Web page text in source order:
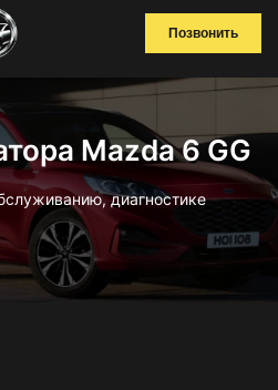
Позвонить
Mazda 6 GG
диагностике